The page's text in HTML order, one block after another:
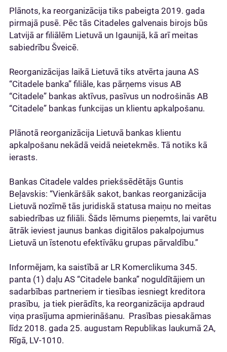
Plānots, ka reorganizācija tiks pabeigta 2019. gada
pirmajā pusē. Pēc tās Citadeles galvenais birojs būs
Latvijā ar filiālēm Lietuvā un Igaunijā, kā arī meitas
sabiedrību Šveicē.
Reorganizācijas laikā Lietuvā tiks atvērta jauna AS
“Citadele banka” filiāle, kas pārņems visus AB
“Citadele” bankas aktīvus, pasīvus un nodrošinās AB
“Citadele” bankas funkcijas un klientu apkalpošanu.
Plānotā reorganizācija Lietuvā bankas klientu
apkalpošanu nekādā veidā neietekmēs. Tā notiks kā
ierasts.
Bankas Citadele valdes priekšsēdētājs Guntis
Beļavskis: “Vienkāršāk sakot, bankas reorganizācija
Lietuvā nozīmē tās juridiskā statusa maiņu no meitas
sabiedrības uz filiāli. Šāds lēmums pieņemts, lai varētu
ātrāk ieviest jaunus bankas digitālos pakalpojumus
Lietuvā un īstenotu efektīvāku grupas pārvaldību.”
Informējam, ka saistībā ar LR Komerclikuma 345.
panta (1) daļu AS “Citadele banka” noguldītājiem un
sadarbības partneriem ir tiesības iesniegt kreditora
prasību, ja tiek pierādīts, ka reorganizācija apdraud
viņa prasījuma apmierināšanu. Prasības piesakāmas
līdz 2018. gada 25. augustam Republikas laukumā 2A,
Rīgā, LV-1010.